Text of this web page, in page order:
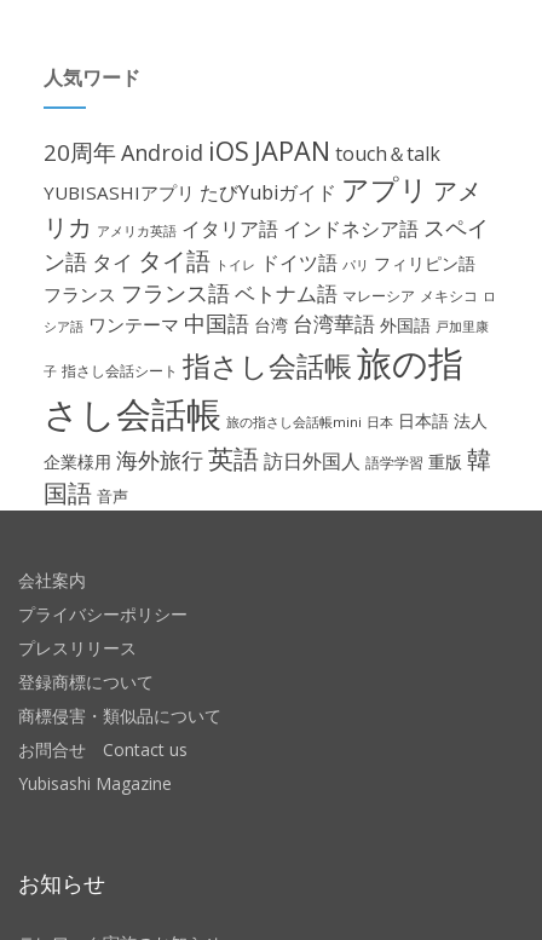
人気ワード
20周年Android iOS JAPAN touch＆talk
YUBISASHIアプリ たびYubiガイド アプリ アメ
リカ アメリカ英語 イタリア語 インドネシア語 スペイ
ン語 タイ タイ語 トイレ ドイツ語 パリ フィリピン語
フランス フランス語ベトナム語 マレーシア メキシコ ロ
シア語 ワンテーマ 中国語 台湾 台湾華語 外国語 戸加里康
子 指さし会話シート 指さし会話帳旅の指
さし会話帳 旅の指さし会話帳mini 日本 日本語 法人
企業様用 海外旅行英語訪日外国人 語学学習 重版 韓
国語 音声
会社案内
プライバシーポリシー
プレスリリース
登録商標について
商標侵害・類似品について
お問合せ Contact us
Yubisashi Magazine
お知らせ